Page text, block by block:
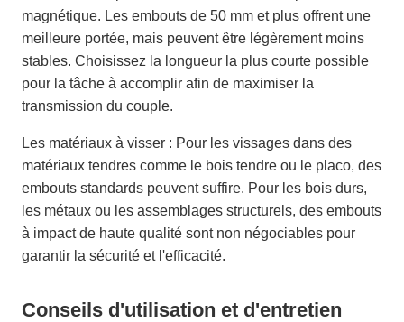
magnétique. Les embouts de 50 mm et plus offrent une
meilleure portée, mais peuvent être légèrement moins
stables. Choisissez la longueur la plus courte possible
pour la tâche à accomplir afin de maximiser la
transmission du couple.
Les matériaux à visser : Pour les vissages dans des
matériaux tendres comme le bois tendre ou le placo, des
embouts standards peuvent suffire. Pour les bois durs,
les métaux ou les assemblages structurels, des embouts
à impact de haute qualité sont non négociables pour
garantir la sécurité et l'efficacité.
Conseils d'utilisation et d'entretien